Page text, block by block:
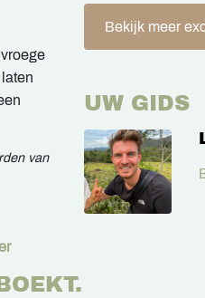
van
Bekijk meer
UW GIDS